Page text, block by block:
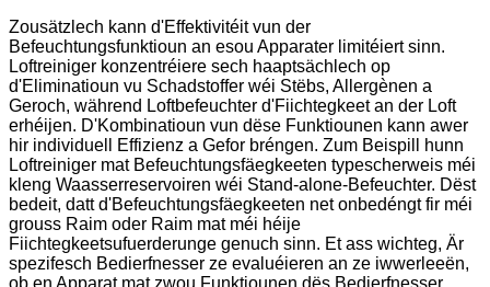
Zousätzlech kann d'Effektivitéit vun der
Befeuchtungsfunktioun an esou Apparater limitéiert sinn.
Loftreiniger konzentréiere sech haaptsächlech op
d'Eliminatioun vu Schadstoffer wéi Stëbs, Allergènen a
Geroch, während Loftbefeuchter d'Fiichtegkeet an der Loft
erhéijen. D'Kombinatioun vun dëse Funktiounen kann awer
hir individuell Effizienz a Gefor bréngen. Zum Beispill hunn
Loftreiniger mat Befeuchtungsfäegkeeten typescherweis méi
kleng Waasserreservoiren wéi Stand-alone-Befeuchter. Dëst
bedeit, datt d'Befeuchtungsfäegkeeten net onbedéngt fir méi
grouss Raim oder Raim mat méi héije
Fiichtegkeetsufuerderunge genuch sinn. Et ass wichteg, Är
spezifesch Bedierfnesser ze evaluéieren an ze iwwerleeën,
ob en Apparat mat zwou Funktiounen dës Bedierfnesser